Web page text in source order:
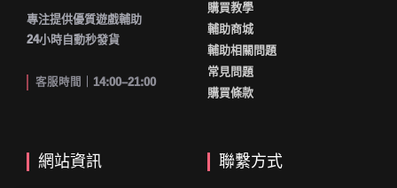
專注提供優質遊戲輔助
24小時自動秒發貨
客服時間｜14:00–21:00
購買教學
輔助商城
輔助相關問題
常見問題
購買條款
網站資訊 聯繫方式